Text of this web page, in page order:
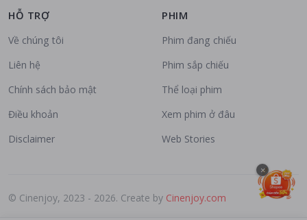
HỖ TRỢ
Về chúng tôi
Liên hệ
Chính sách bảo mật
Điều khoản
Disclaimer
PHIM
Phim đang chiếu
Phim sắp chiếu
Thể loại phim
Xem phim ở đâu
Web Stories
© Cinenjoy, 2023 - 2026. Create by Cinenjoy.com
×